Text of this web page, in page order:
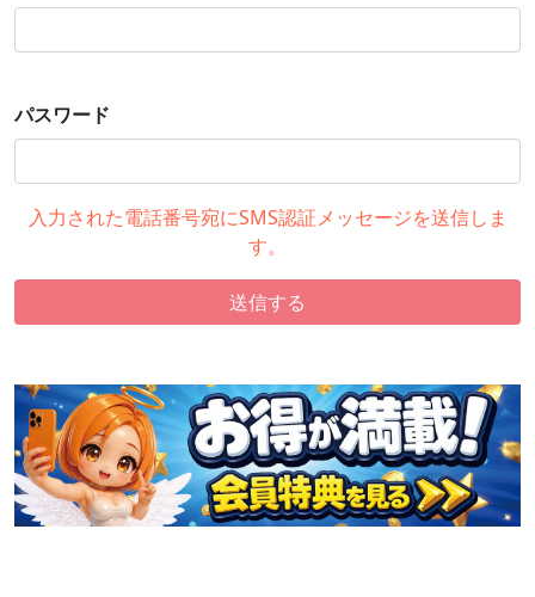
パスワード
入力された電話番号宛にSMS認証メッセージを送信しま
す。
送信する